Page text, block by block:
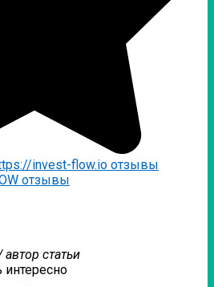
invest-flow.io отзывы
отзывы
автор статьи